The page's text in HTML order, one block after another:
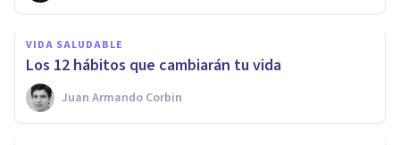
VIDA SALUDABLE
​Los 12 hábitos que cambiarán tu vida
Juan Armando Corbin